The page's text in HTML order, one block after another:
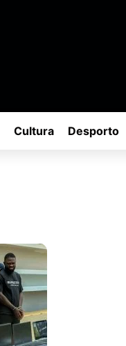
Cultura Desporto